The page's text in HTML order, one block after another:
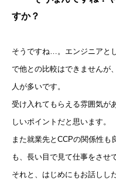
すか？
そうですね…。エンジニアと
で他との比較はできませんが
人が多いです。
受け入れてもらえる雰囲気が
しいポイントだと思います。
また就業先とCCPの関係性も
も、長い目で見て仕事をさせ
それと、はじめにもお話しし